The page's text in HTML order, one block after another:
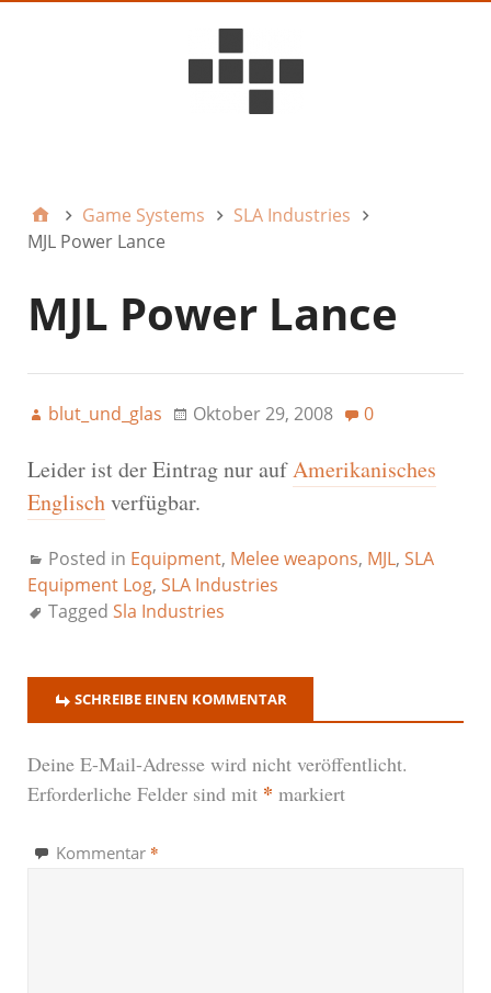
Game Systems
SLA Industries
MJL Power Lance
MJL Power Lance
blut_und_glas Oktober 29, 2008 0
Leider ist der Eintrag nur aufAmerikanisches
Englischverfügbar.
Posted in Equipment, Melee weapons, MJL, SLA
Equipment Log, SLA Industries
Tagged Sla Industries
SCHREIBE EINEN KOMMENTAR
Deine E-Mail-Adresse wird nicht veröffentlicht.
Erforderliche Felder sind mit * markiert
Kommentar *